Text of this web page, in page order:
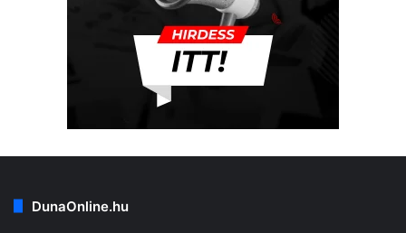
DunaOnline.hu